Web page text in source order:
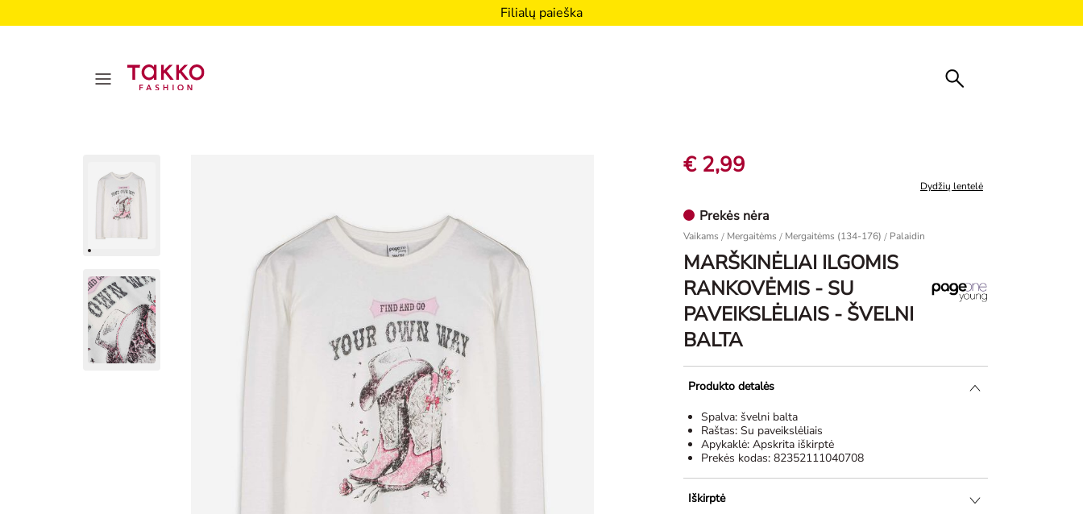
Filialų paieška
€ 2,99
Dydžių lentelė
Prekės nėra
Vaikams / Mergaitėms / Mergaitėms (134-176) / Palaidinės, marškinėliai ir marškiniai
MARŠKINĖLIAI ILGOMIS
RANKOVĖMIS - SU
PAVEIKSLĖLIAIS - ŠVELNI
BALTA
Produkto detalės
Spalva: švelni balta
Raštas: Su paveikslėliais
Apykaklė: Apskrita iškirptė
Prekės kodas: 82352111040708
Iškirptė